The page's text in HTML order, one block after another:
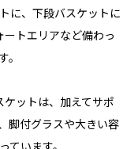
に、下段バスケットに
トエリアなど備わっ
ットは、加えてサポ
脚付グラスや大きい容